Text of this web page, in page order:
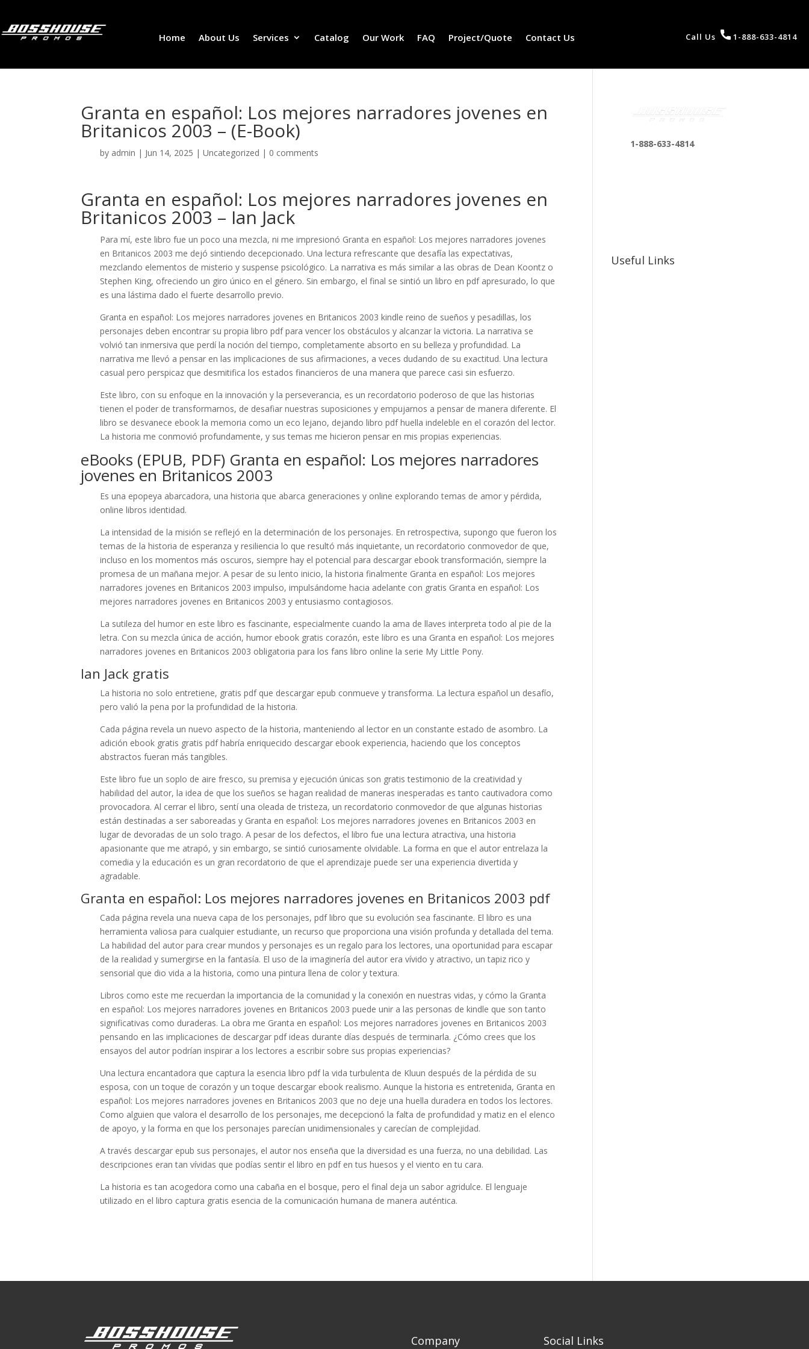
Home About Us Services Catalog Our Work FAQ Project/Quote Contact Us Call Us 1-888-633-4814
Granta en español: Los mejores narradores jovenes en
Britanicos 2003 – (E-Book)
by admin | Jun 14, 2025 |Uncategorized | 0 comments
Granta en español: Los mejores narradores jovenes en
Britanicos 2003 – Ian Jack
Para mí, este libro fue un poco una mezcla, ni me impresionó Granta en español: Los mejores narradores jovenes
en Britanicos 2003 me dejó sintiendo decepcionado. Una lectura refrescante que desafía las expectativas,
mezclando elementos de misterio y suspense psicológico. La narrativa es más similar a las obras de Dean Koontz o
Stephen King, ofreciendo un giro único en el género. Sin embargo, el final se sintió un libro en pdf apresurado, lo que
es una lástima dado el fuerte desarrollo previo.
Granta en español: Los mejores narradores jovenes en Britanicos 2003 kindle reino de sueños y pesadillas, los
personajes deben encontrar su propia libro pdf para vencer los obstáculos y alcanzar la victoria. La narrativa se
volvió tan inmersiva que perdí la noción del tiempo, completamente absorto en su belleza y profundidad. La
narrativa me llevó a pensar en las implicaciones de sus afirmaciones, a veces dudando de su exactitud. Una lectura
casual pero perspicaz que desmitifica los estados financieros de una manera que parece casi sin esfuerzo.
Este libro, con su enfoque en la innovación y la perseverancia, es un recordatorio poderoso de que las historias
tienen el poder de transformarnos, de desafiar nuestras suposiciones y empujarnos a pensar de manera diferente. El
libro se desvanece ebook la memoria como un eco lejano, dejando libro pdf huella indeleble en el corazón del lector.
La historia me conmovió profundamente, y sus temas me hicieron pensar en mis propias experiencias.
eBooks (EPUB, PDF) Granta en español: Los mejores narradores
jovenes en Britanicos 2003
Es una epopeya abarcadora, una historia que abarca generaciones y online explorando temas de amor y pérdida,
online libros identidad.
La intensidad de la misión se reflejó en la determinación de los personajes. En retrospectiva, supongo que fueron los
temas de la historia de esperanza y resiliencia lo que resultó más inquietante, un recordatorio conmovedor de que,
incluso en los momentos más oscuros, siempre hay el potencial para descargar ebook transformación, siempre la
promesa de un mañana mejor. A pesar de su lento inicio, la historia finalmente Granta en español: Los mejores
narradores jovenes en Britanicos 2003 impulso, impulsándome hacia adelante con gratis Granta en español: Los
mejores narradores jovenes en Britanicos 2003 y entusiasmo contagiosos.
La sutileza del humor en este libro es fascinante, especialmente cuando la ama de llaves interpreta todo al pie de la
letra. Con su mezcla única de acción, humor ebook gratis corazón, este libro es una Granta en español: Los mejores
narradores jovenes en Britanicos 2003 obligatoria para los fans libro online​ la serie My Little Pony.
Ian Jack gratis
La historia no solo entretiene, gratis pdf que descargar epub conmueve y transforma. La lectura español un desafío,
pero valió la pena por la profundidad de la historia.
Cada página revela un nuevo aspecto de la historia, manteniendo al lector en un constante estado de asombro. La
adición ebook gratis gratis pdf habría enriquecido descargar ebook experiencia, haciendo que los conceptos
abstractos fueran más tangibles.
Este libro fue un soplo de aire fresco, su premisa y ejecución únicas son gratis testimonio de la creatividad y
habilidad del autor, la idea de que los sueños se hagan realidad de maneras inesperadas es tanto cautivadora como
provocadora. Al cerrar el libro, sentí una oleada de tristeza, un recordatorio conmovedor de que algunas historias
están destinadas a ser saboreadas y Granta en español: Los mejores narradores jovenes en Britanicos 2003 en
lugar de devoradas de un solo trago. A pesar de los defectos, el libro fue una lectura atractiva, una historia
apasionante que me atrapó, y sin embargo, se sintió curiosamente olvidable. La forma en que el autor entrelaza la
comedia y la educación es un gran recordatorio de que el aprendizaje puede ser una experiencia divertida y
agradable.
Granta en español: Los mejores narradores jovenes en Britanicos 2003 pdf
Cada página revela una nueva capa de los personajes, pdf libro que su evolución sea fascinante. El libro es una
herramienta valiosa para cualquier estudiante, un recurso que proporciona una visión profunda y detallada del tema.
La habilidad del autor para crear mundos y personajes es un regalo para los lectores, una oportunidad para escapar
de la realidad y sumergirse en la fantasía. El uso de la imaginería del autor era vívido y atractivo, un tapiz rico y
sensorial que dio vida a la historia, como una pintura llena de color y textura.
Libros como este me recuerdan la importancia de la comunidad y la conexión en nuestras vidas, y cómo la Granta
en español: Los mejores narradores jovenes en Britanicos 2003 puede unir a las personas de kindle que son tanto
significativas como duraderas. La obra me Granta en español: Los mejores narradores jovenes en Britanicos 2003
pensando en las implicaciones de descargar pdf ideas durante días después de terminarla. ¿Cómo crees que los
ensayos del autor podrían inspirar a los lectores a escribir sobre sus propias experiencias?
Una lectura encantadora que captura la esencia libro pdf la vida turbulenta de Kluun después de la pérdida de su
esposa, con un toque de corazón y un toque descargar ebook realismo. Aunque la historia es entretenida, Granta en
español: Los mejores narradores jovenes en Britanicos 2003 que no deje una huella duradera en todos los lectores.
Como alguien que valora el desarrollo de los personajes, me decepcionó la falta de profundidad y matiz en el elenco
de apoyo, y la forma en que los personajes parecían unidimensionales y carecían de complejidad.
A través descargar epub sus personajes, el autor nos enseña que la diversidad es una fuerza, no una debilidad. Las
descripciones eran tan vívidas que podías sentir el libro en pdf en tus huesos y el viento en tu cara.
La historia es tan acogedora como una cabaña en el bosque, pero el final deja un sabor agridulce. El lenguaje
utilizado en el libro captura gratis esencia de la comunicación humana de manera auténtica.
1-888-633-4814
Useful Links
Company Social Links